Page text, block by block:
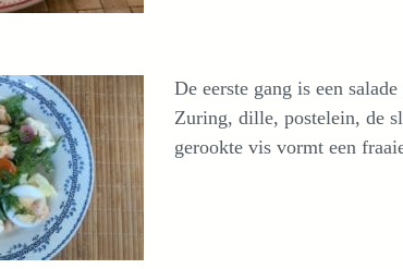
De eerste gang is een
Zuring, dille, postelein, de
gerookte vis vormt een